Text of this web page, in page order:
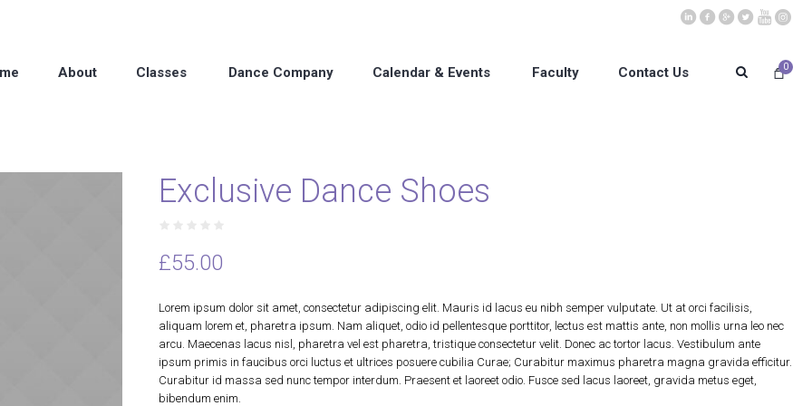
0
About Classes Dance Company Calendar & Events Faculty Contact Us
Exclusive Dance Shoes
£55.00
Lorem ipsum dolor sit amet, consectetur adipiscing elit. Mauris id lacus eu nibh semper vulputate. Ut at orci facilisis,
aliquam lorem et, pharetra ipsum. Nam aliquet, odio id pellentesque porttitor, lectus est mattis ante, non mollis urna leo nec
arcu. Maecenas lacus nisl, pharetra vel est pharetra, tristique consectetur velit. Donec ac tortor lacus. Vestibulum ante
ipsum primis in faucibus orci luctus et ultrices posuere cubilia Curae; Curabitur maximus pharetra magna gravida efficitur.
Curabitur id massa sed nunc tempor interdum. Praesent et laoreet odio. Fusce sed lacus laoreet, gravida metus eget,
bibendum enim.